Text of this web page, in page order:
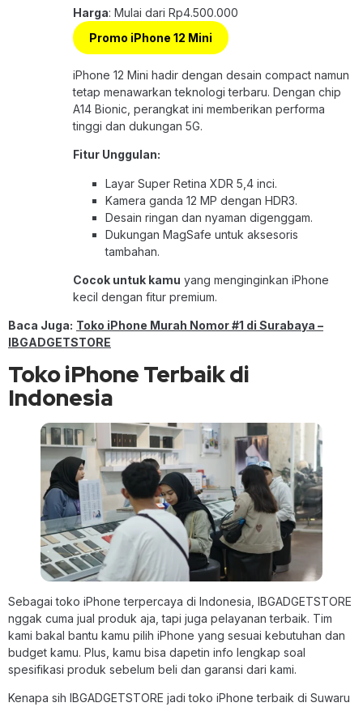
Harga: Mulai dari Rp4.500.000
Promo iPhone 12 Mini
iPhone 12 Mini hadir dengan desain compact namun
tetap menawarkan teknologi terbaru. Dengan chip
A14 Bionic, perangkat ini memberikan performa
tinggi dan dukungan 5G.
Fitur Unggulan:
Layar Super Retina XDR 5,4 inci.
Kamera ganda 12 MP dengan HDR3.
Desain ringan dan nyaman digenggam.
Dukungan MagSafe untuk aksesoris
tambahan.
Cocok untuk kamu yang menginginkan iPhone
kecil dengan fitur premium.
Baca Juga: Toko iPhone Murah Nomor #1 di Surabaya –
IBGADGETSTORE
Toko iPhone Terbaik di
Indonesia
Sebagai toko iPhone terpercaya di Indonesia, IBGADGETSTORE
nggak cuma jual produk aja, tapi juga pelayanan terbaik. Tim
kami bakal bantu kamu pilih iPhone yang sesuai kebutuhan dan
budget kamu. Plus, kamu bisa dapetin info lengkap soal
spesifikasi produk sebelum beli dan garansi dari kami.
Kenapa sih IBGADGETSTORE jadi toko iPhone terbaik di Suwaru